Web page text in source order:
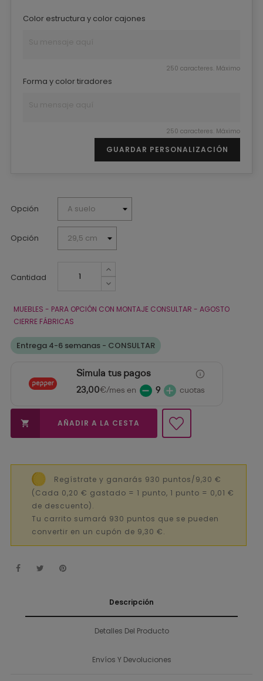
Color estructura y color cajones
250 caracteres. Máximo
Forma y color tiradores
250 caracteres. Máximo
GUARDAR PERSONALIZACIÓN
Opción
Opción
Cantidad
MUEBLES - PARA OPCIÓN CON MONTAJE CONSULTAR - AGOSTO
CIERRE FÁBRICAS
Entrega 4-6 semanas - CONSULTAR
Simula tus pagos
23,00€/mes en 9 cuotas
 AÑADIR A LA CESTA
Regístrate y ganarás 930 puntos/9,30 €
(Cada 0,20 € gastado = 1 punto, 1 punto = 0,01 €
de descuento).
Tu carrito sumará 930 puntos que se pueden
convertir en un cupón de 9,30 €.
Descripción
Detalles Del Producto
Envíos Y Devoluciones